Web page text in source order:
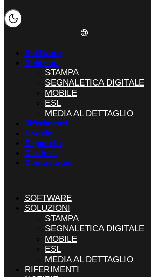
Software
Soluzioni
STAMPA
SEGNALETICA DIGITALE
MOBILE
ESL
MEDIA AL DETTAGLIO
Riferimenti
Notizie
Supporto
Carriera
Contattateci
SOFTWARE
SOLUZIONI
STAMPA
SEGNALETICA DIGITALE
MOBILE
ESL
MEDIA AL DETTAGLIO
RIFERIMENTI